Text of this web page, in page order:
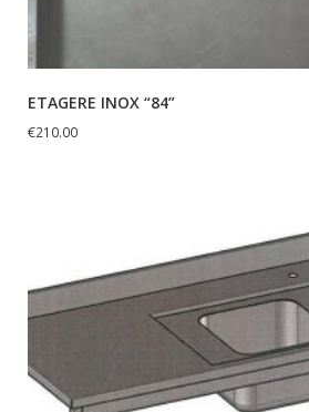
ETAGERE INOX “84”
€210.00